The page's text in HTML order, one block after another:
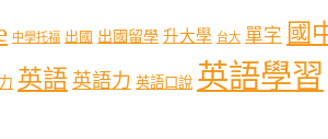
中學托福 出國 出國留學 升大學 台大 單字 國
英語 英語力 英語口說 英語學習